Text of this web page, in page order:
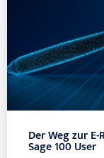
Der Weg zur
Sage 100 User